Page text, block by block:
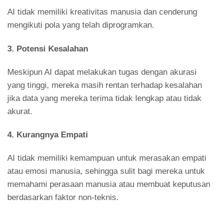
AI tidak memiliki kreativitas manusia dan cenderung
mengikuti pola yang telah diprogramkan.
3. Potensi Kesalahan
Meskipun AI dapat melakukan tugas dengan akurasi
yang tinggi, mereka masih rentan terhadap kesalahan
jika data yang mereka terima tidak lengkap atau tidak
akurat.
4. Kurangnya Empati
AI tidak memiliki kemampuan untuk merasakan empati
atau emosi manusia, sehingga sulit bagi mereka untuk
memahami perasaan manusia atau membuat keputusan
berdasarkan faktor non-teknis.